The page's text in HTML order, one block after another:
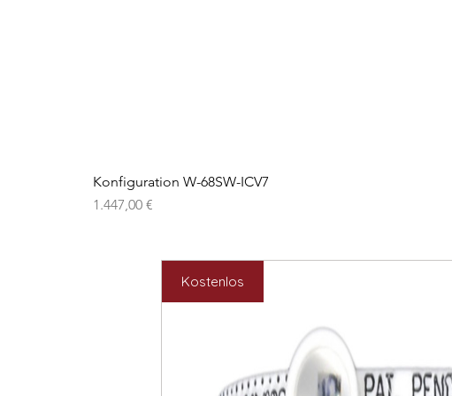
Konfiguration W-68SW-ICV7
Preis
1.447,00 €
Kostenlos